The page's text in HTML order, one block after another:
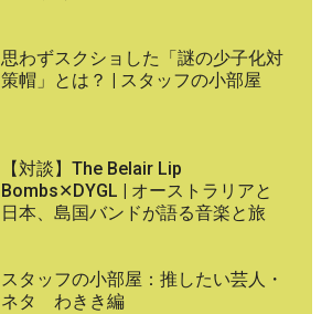
思わずスクショした「謎の少子化対
策帽」とは？ | スタッフの小部屋
【対談】The Belair Lip
Bombs✕DYGL | オーストラリアと
日本、島国バンドが語る音楽と旅
スタッフの小部屋：推したい芸人・
ネタ わきき編